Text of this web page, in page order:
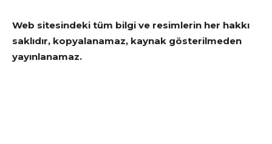
Web sitesindeki tüm bilgi ve resimlerin her hakkı
saklıdır, kopyalanamaz, kaynak gösterilmeden
yayınlanamaz.